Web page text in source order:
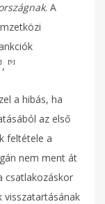
. A
, [9]
a hibás, ha
az első
feltétele a
nem ment át
csatlakozáskor
visszatartásának